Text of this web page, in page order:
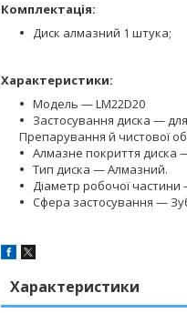
Комплектація:
Диск алмазний 1 штука;
Характеристики:
Модель — LM22D20
Застосування диска —
Препарування й чистової
Алмазне покриття диска
Тип диска — Алмазний.
Діаметр робочої
Сфера застосування —
Характеристики